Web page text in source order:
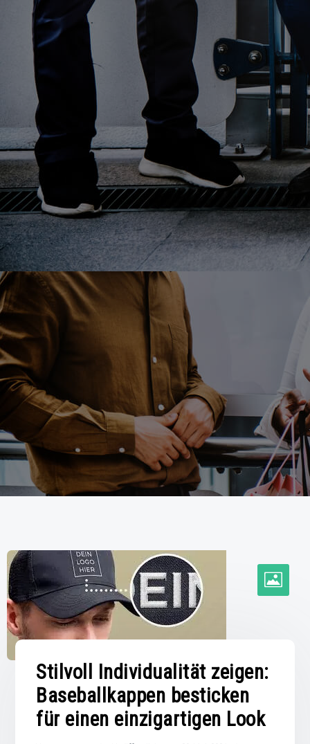
Stilvoll Individualität zeigen:
Baseballkappen besticken
für einen einzigartigen Look